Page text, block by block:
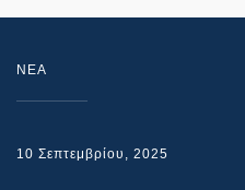
NEA
10 Σεπτεμβρίου, 2025